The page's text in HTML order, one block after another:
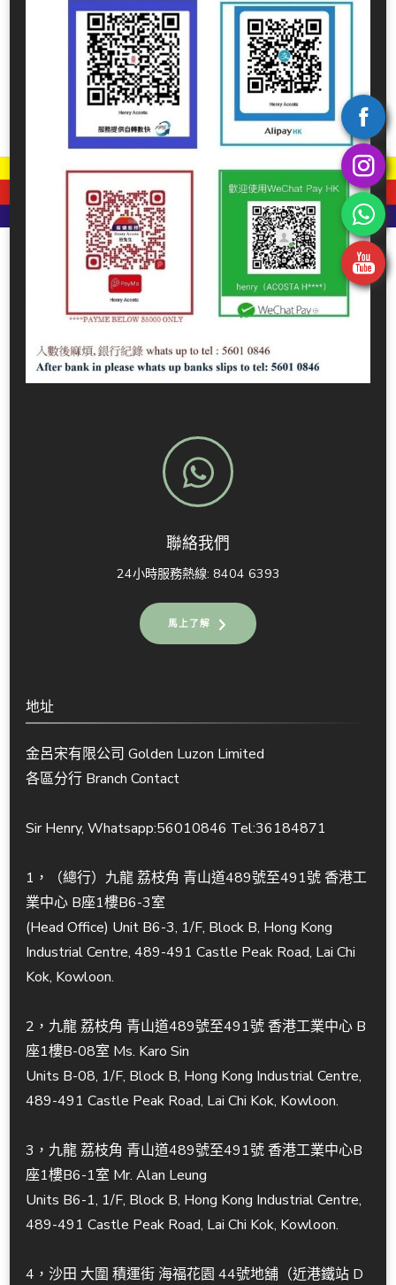
聯絡我們
24小時服務熱線: 8404 6393
馬上了解
地址
金呂宋有限公司 Golden Luzon Limited
各區分行 Branch Contact
Sir Henry, Whatsapp:56010846 Tel:36184871
1，（總行）九龍 荔枝角 青山道489號至491號 香港工
業中心 B座1樓B6-3室
(Head Office) Unit B6-3, 1/F, Block B, Hong Kong
Industrial Centre, 489-491 Castle Peak Road, Lai Chi
Kok, Kowloon.
2，九龍 荔枝角 青山道489號至491號 香港工業中心 B
座1樓B-08室 Ms. Karo Sin
Units B-08, 1/F, Block B, Hong Kong Industrial Centre,
489-491 Castle Peak Road, Lai Chi Kok, Kowloon.
3，九龍 荔枝角 青山道489號至491號 香港工業中心B
座1樓B6-1室 Mr. Alan Leung
Units B6-1, 1/F, Block B, Hong Kong Industrial Centre,
489-491 Castle Peak Road, Lai Chi Kok, Kowloon.
4，沙田 大圍 積運街 海福花園 44號地舖（近港鐵站 D